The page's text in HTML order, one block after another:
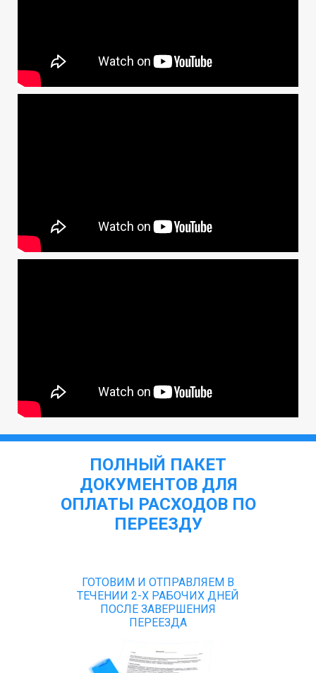
ПОЛНЫЙ ПАКЕТ
ДОКУМЕНТОВ ДЛЯ
ОПЛАТЫ РАСХОДОВ ПО
ПЕРЕЕЗДУ
ГОТОВИМ И ОТПРАВЛЯЕМ В
ТЕЧЕНИИ 2-Х РАБОЧИХ ДНЕЙ
ПОСЛЕ ЗАВЕРШЕНИЯ
ПЕРЕЕЗДА